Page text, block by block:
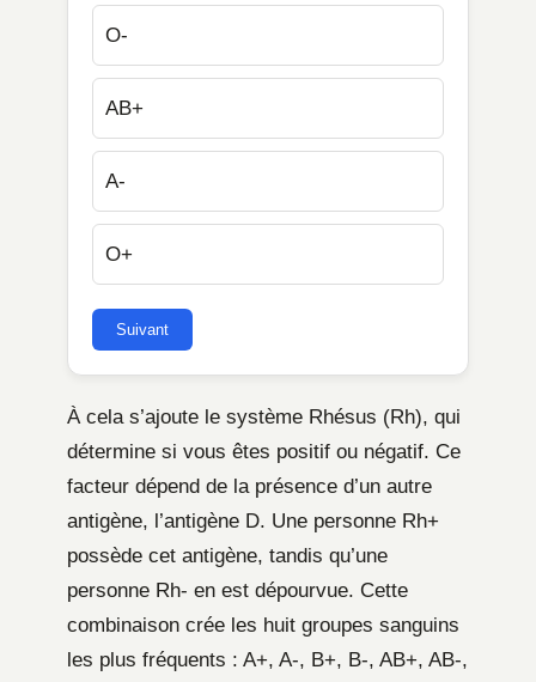
O-
AB+
A-
O+
Suivant
À cela s’ajoute le système Rhésus (Rh), qui
détermine si vous êtes positif ou négatif. Ce
facteur dépend de la présence d’un autre
antigène, l’antigène D. Une personne Rh+
possède cet antigène, tandis qu’une
personne Rh- en est dépourvue. Cette
combinaison crée les huit groupes sanguins
les plus fréquents : A+, A-, B+, B-, AB+, AB-,